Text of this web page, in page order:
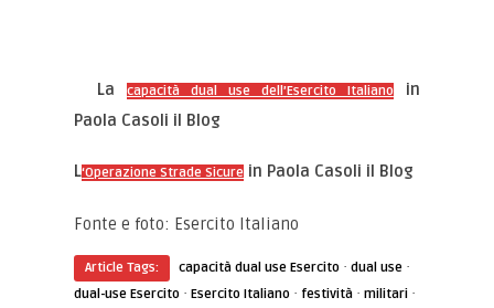
Lacapacità dual use dell’Esercito Italiano
in
Paola Casoli il Blog
L‘Operazione Strade Sicure in Paola Casoli il Blog
Fonte e foto: Esercito Italiano
Article Tags: capacità dual use Esercito ·dual use ·
dual-use Esercito ·Esercito Italiano · festività ·militari ·